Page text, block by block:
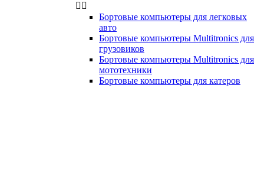
 
Бортовые компьютеры для легковых
авто
Бортовые компьютеры Multitronics для
грузовиков
Бортовые компьютеры Multitronics для
мототехники
Бортовые компьютеры для катеров